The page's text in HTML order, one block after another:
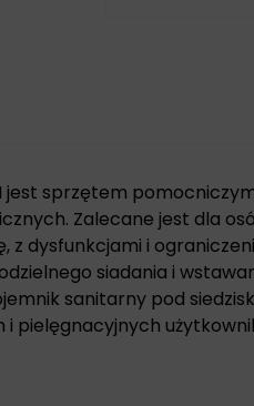
jest sprzętem
Zalecane jest dla
z dysfunkcjami i
siadania i
sanitarny pod
pielęgnacyjnych